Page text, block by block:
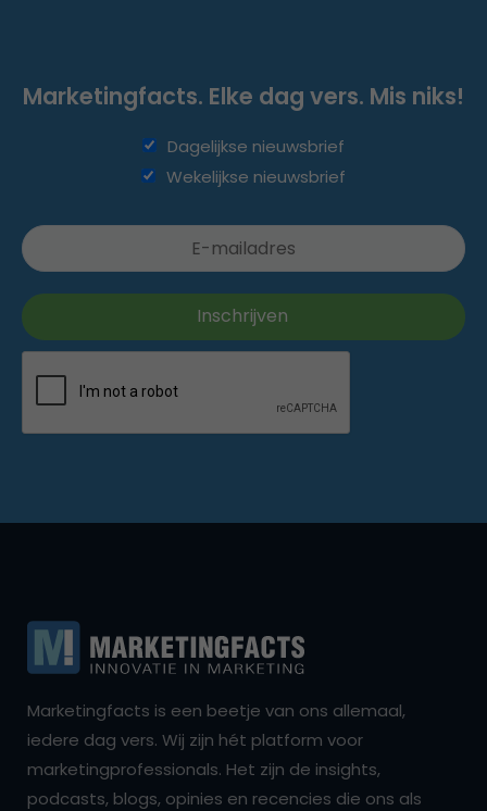
Marketingfacts. Elke dag vers. Mis niks!
Dagelijkse nieuwsbrief
Wekelijkse nieuwsbrief
Marketingfacts is een beetje van ons allemaal,
iedere dag vers. Wij zijn hét platform voor
marketingprofessionals. Het zijn de insights,
podcasts, blogs, opinies en recencies die ons als